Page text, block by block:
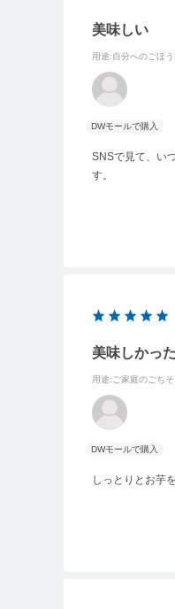
美味しい
用途:自分へのごほ
SNSで見て、い
す。
美味しかった
用途:ご家庭のごちそ
しっとりとお芋